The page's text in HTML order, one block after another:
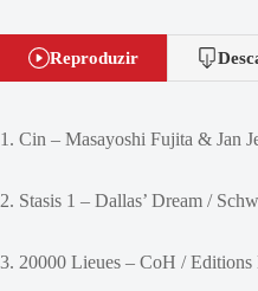
Reproduzir
1. Cin – Masayoshi Fujita & Jan
2. Stasis 1 – Dallas’ Dream /
3. 20000 Lieues – CoH / Editions